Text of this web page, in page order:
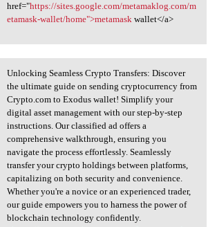
href="https://sites.google.com/metamaklog.com/m
etamask-wallet/home">metamask wallet</a>
Seamless Crypto
Unlocking Seamless Crypto Transfers: Discover
the ultimate guide on sending cryptocurrency from
Crypto.com to Exodus wallet! Simplify your
digital asset management with our step-by-step
instructions. Our classified ad offers a
comprehensive walkthrough, ensuring you
navigate the process effortlessly. Seamlessly
transfer your crypto holdings between platforms,
capitalizing on both security and convenience.
Whether you're a novice or an experienced trader,
our guide empowers you to harness the power of
blockchain technology confidently.